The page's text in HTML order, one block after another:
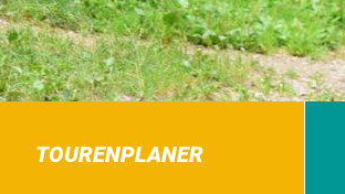
TOURENPLANER